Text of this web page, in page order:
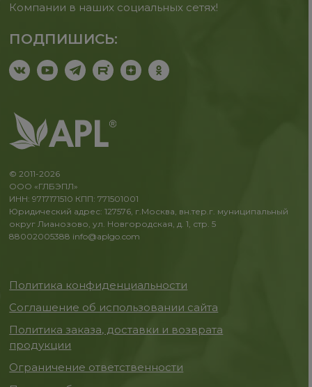
Компании в наших социальных сетях!
ПОДПИШИСЬ:
© 2011-2026
ООО «ГЛБЭПЛ»
ИНН: 9717171510 КПП: 771501001
Юридический адрес: 127576, г.Москва, вн.тер.г. муниципальный
округ Лианозово, ул. Новгородская, д. 1, стр. 5
88002005388 info@aplgo.com
Политика конфиденциальности
Соглашение об использовании сайта
Политика заказа, доставки и возврата
продукции
Ограничение ответственности